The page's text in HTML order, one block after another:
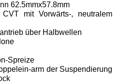
62.5mmx57.8mm
mit Vorwärts-, neutralem
über Halbwellen
Spreize
arm der Suspendierung